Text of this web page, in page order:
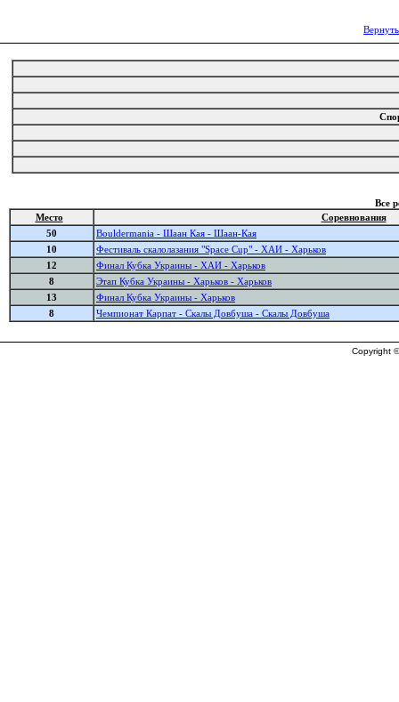
Все
Место
Соревнования
50
Bouldermania - Шаан Кая - Шаан-Кая
10
Фестиваль скалолазания "Space Cup" - ХАИ - Харьков
12
Финал Кубка Украины - ХАИ - Харьков
8
Этап Кубка Украины - Харьков - Харьков
13
Финал Кубка Украины - Харьков
8
Чемпионат Карпат - Скалы Довбуша - Скалы Довбуша
Copyright